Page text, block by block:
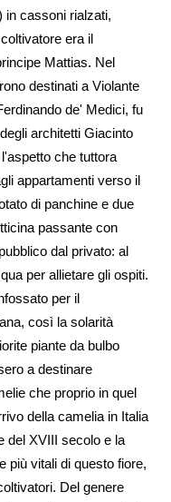
in cassoni rialzati,
era il
Mattias. Nel
destinati a Violante
de' Medici, fu
architetti Giacinto
che tuttora
appartamenti verso il
di panchine e due
passante con
dal privato: al
per allietare gli ospiti.
per il
così la solarità
piante da bulbo
a destinare
che proprio in quel
della camelia in Italia
del XVIII secolo e la
più vitali di questo fiore,
Del genere